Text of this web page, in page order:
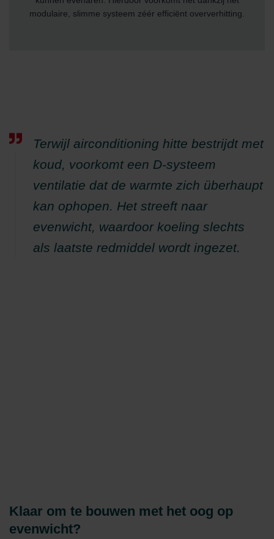
modulaire, slimme systeem zéér efficiënt oververhitting.
Terwijl airconditioning hitte bestrijdt met
koud, voorkomt een D-systeem
ventilatie dat de warmte zich überhaupt
kan ophopen. Het streeft naar
evenwicht, waardoor koeling slechts
als laatste redmiddel wordt ingezet.
Klaar om te bouwen met het oog op
evenwicht?